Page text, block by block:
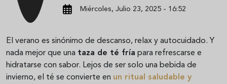
Miércoles, Julio 23, 2025 - 16:52
El verano es sinónimo de descanso, relax y autocuidado. Y
nada mejor que una taza de té fría para refrescarse e
hidratarse con sabor. Lejos de ser solo una bebida de
invierno, el té se convierte en un ritual saludable y